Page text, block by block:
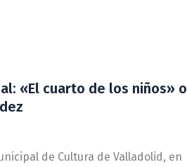
«El cuarto de los niños» o
de Cultura de Valladolid, en